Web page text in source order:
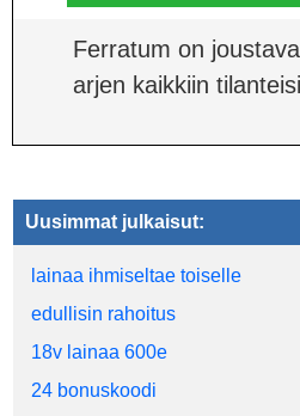
Ferratum on
arjen kaikkiin
Uusimmat julkaisut:
lainaa ihmiseltae toiselle
edullisin rahoitus
18v lainaa 600e
24 bonuskoodi